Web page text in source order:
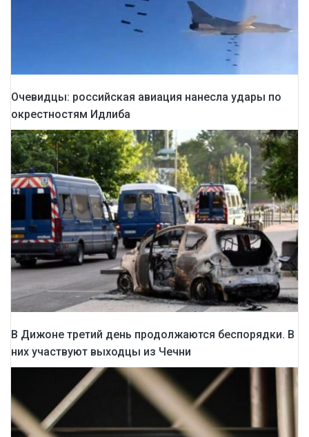
Очевидцы: российская авиация нанесла удары по
окрестностям Идлиба
В Дижоне третий день продолжаются беспорядки. В
них участвуют выходцы из Чечни